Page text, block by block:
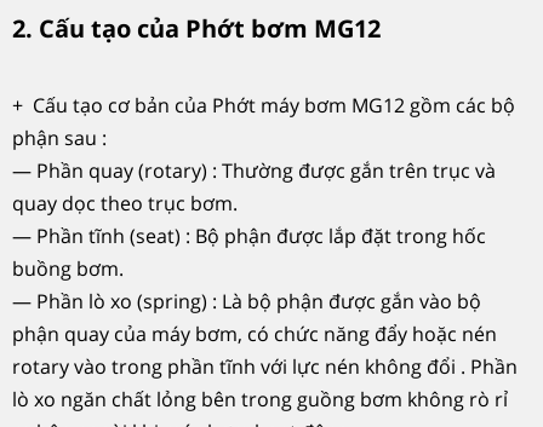
2. Cấu tạo của Phớt bơm MG12
+ Cấu tạo cơ bản của Phớt máy bơm MG12 gồm các bộ
phận sau :
— Phần quay (rotary) : Thường được gắn trên trục và
quay dọc theo trục bơm.
— Phần tĩnh (seat) : Bộ phận được lắp đặt trong hốc
buồng bơm.
— Phần lò xo (spring) : Là bộ phận được gắn vào bộ
phận quay của máy bơm, có chức năng đẩy hoặc nén
rotary vào trong phần tĩnh với lực nén không đổi . Phần
lò xo ngăn chất lỏng bên trong guồng bơm không rò rỉ